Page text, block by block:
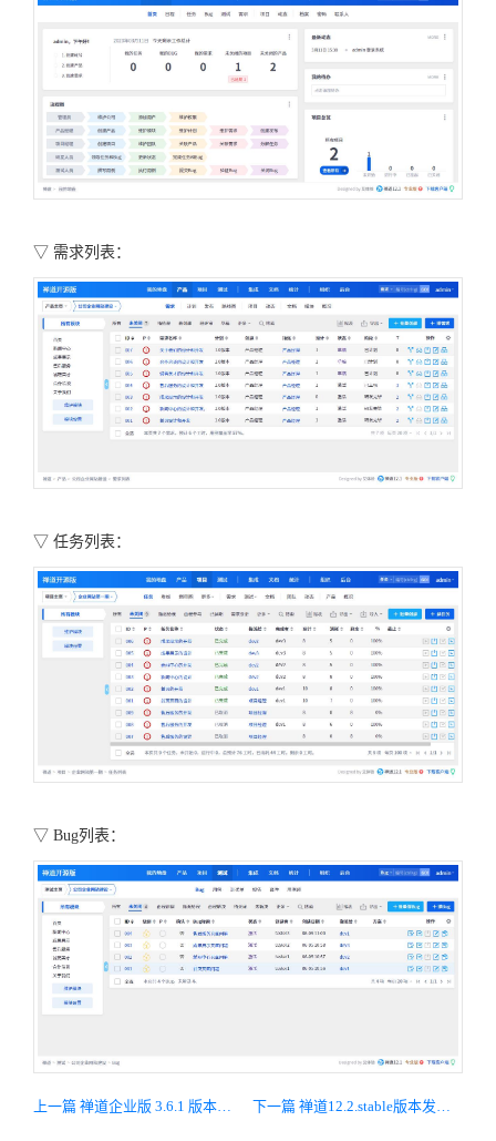
▽ 需求列表：
▽ 任务列表：
▽ Bug列表：
上一篇 禅道企业版 3.6.1 版本发布，主要修复工作流Bug 下一篇 禅道12.2.stable版本发布，增加父子需求功能，兼容喧喧3.2.1版本